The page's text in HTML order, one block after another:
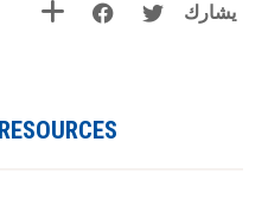
يشارك
RESOURCES ذات الصلة